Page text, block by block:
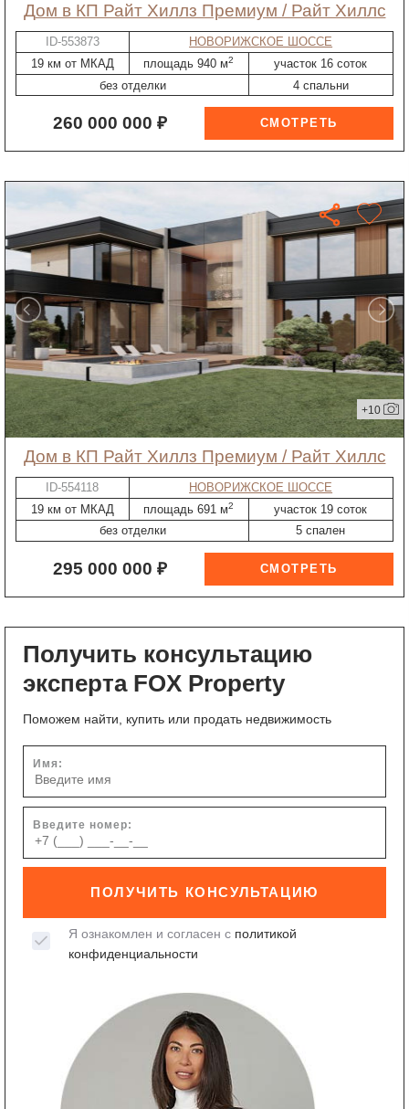
дом в КП Райт Хиллз Премиум / Райт Хиллс
ID-553873
НОВОРИЖСКОЕ ШОССЕ
19 км от МКАД
площадь 940 м2
участок 16 соток
без отделки
4 спальни
260 000 000 ₽
+10
дом в КП Райт Хиллз Премиум / Райт Хиллс
ID-554118
НОВОРИЖСКОЕ ШОССЕ
19 км от МКАД
площадь 691 м2
участок 19 соток
без отделки
5 спален
295 000 000 ₽
Получить консультацию
эксперта FOX Property
Поможем найти, купить или продать недвижимость
Имя:
Введите номер:
ПОЛУЧИТЬ КОНСУЛЬТАЦИЮ
Я ознакомлен и согласен с политикой
конфиденциальности